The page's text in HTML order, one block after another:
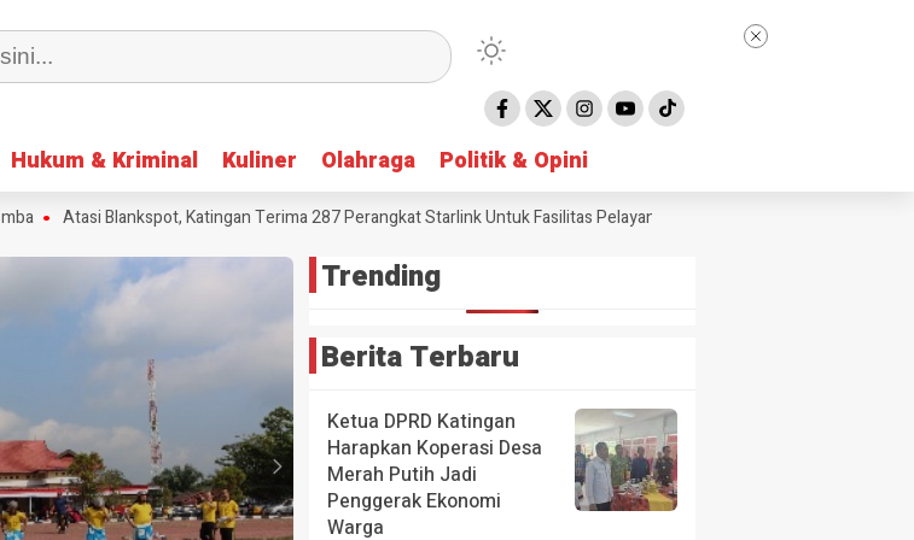
Hukum & Kriminal Kuliner Olahraga Politik & Opini
Hukum & Kriminal Kuliner Olahraga Politik & Opini
Atasi Blankspot, Katingan Terima 287 Perangkat Starlink Untuk Fasilitas Pelayanan Publik
Trending
Berita Terbaru
Ketua DPRD Katingan
Harapkan Koperasi Desa
Merah Putih Jadi
Penggerak Ekonomi
Warga